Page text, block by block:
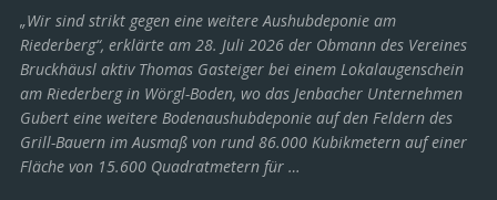
„Wir sind strikt gegen eine weitere Aushubdeponie am
Riederberg“, erklärte am 28. Juli 2026 der Obmann des Vereines
Bruckhäusl aktiv Thomas Gasteiger bei einem Lokalaugenschein
am Riederberg in Wörgl-Boden, wo das Jenbacher Unternehmen
Gubert eine weitere Bodenaushubdeponie auf den Feldern des
Grill-Bauern im Ausmaß von rund 86.000 Kubikmetern auf einer
Fläche von 15.600 Quadratmetern für …